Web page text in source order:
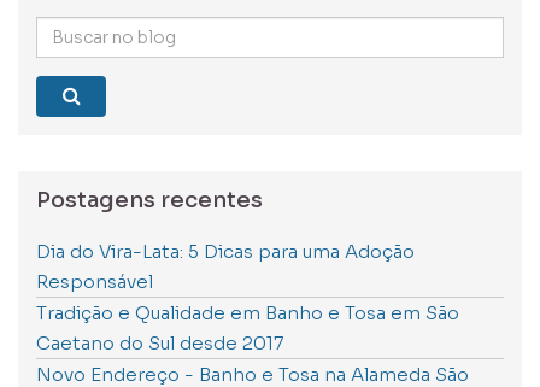
Buscar
no
blog
Postagens recentes
Dia do Vira-Lata: 5 Dicas para uma Adoção
Responsável
Tradição e Qualidade em Banho e Tosa em São
Caetano do Sul desde 2017
Novo Endereço - Banho e Tosa na Alameda São